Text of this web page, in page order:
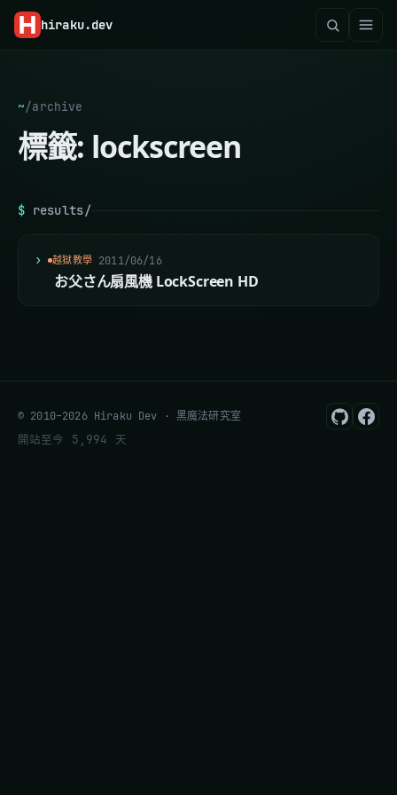
hiraku.dev
~/archive
標籤: lockscreen
$ results/
2011/06/16
越獄教學
お父さん扇風機 LockScreen HD
© 2010–2026 Hiraku Dev · 黑魔法研究室
開站至今 5,994 天